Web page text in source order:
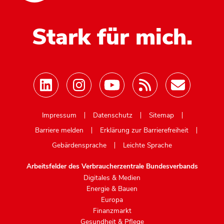
Stark für mich.
Impressum
Datenschutz
Sitemap
Barriere melden
Erklärung zur Barrierefreiheit
Gebärdensprache
Leichte Sprache
Arbeitsfelder des Verbraucherzentrale Bundesverbands
Digitales & Medien
Energie & Bauen
Europa
Finanzmarkt
Gesundheit & Pflege